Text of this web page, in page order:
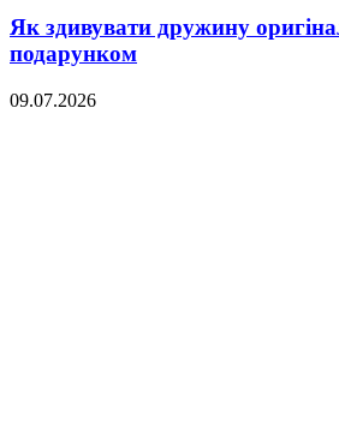
Як здивувати дружину
подарунком
09.07.2026